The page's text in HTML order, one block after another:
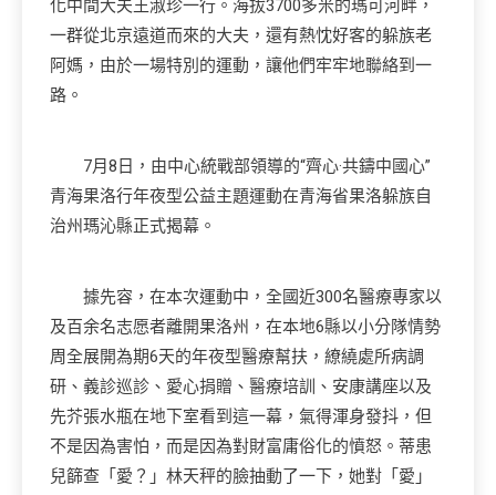
化中間大夫王淑珍一行。海拔3700多米的瑪可河畔，
一群從北京遠道而來的大夫，還有熱忱好客的躲族老
阿媽，由於一場特別的運動，讓他們牢牢地聯絡到一
路。
7月8日，由中心統戰部領導的“齊心·共鑄中國心”
青海果洛行年夜型公益主題運動在青海省果洛躲族自
治州瑪沁縣正式揭幕。
據先容，在本次運動中，全國近300名醫療專家以
及百余名志愿者離開果洛州，在本地6縣以小分隊情勢
周全展開為期6天的年夜型醫療幫扶，繚繞處所病調
研、義診巡診、愛心捐贈、醫療培訓、安康講座以及
先芥張水瓶在地下室看到這一幕，氣得渾身發抖，但
不是因為害怕，而是因為對財富庸俗化的憤怒。蒂患
兒篩查「愛？」林天秤的臉抽動了一下，她對「愛」